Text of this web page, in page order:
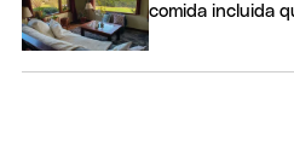
comida incluida